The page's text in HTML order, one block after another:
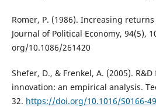
Romer, P. (1986). Increasing
Journal of Political Economy, 94(5),
org/10.1086/261420
Shefer, D., & Frenkel, A. (2005).
innovation: an empirical analysis.
32. https://doi.org/10.1016/S0166-